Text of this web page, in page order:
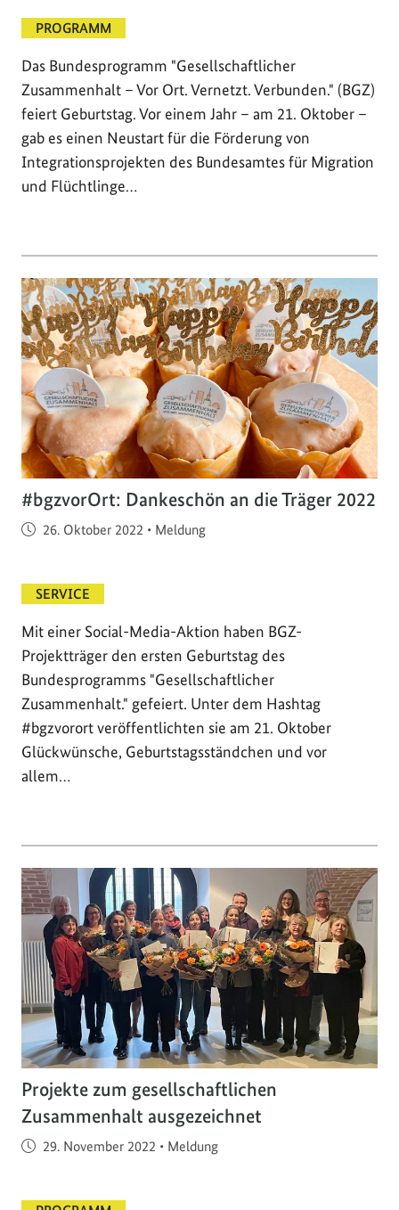
PROGRAMM
Das Bundesprogramm "Gesellschaftlicher
Zusammenhalt – Vor Ort. Vernetzt. Verbunden." (BGZ)
feiert Geburtstag. Vor einem Jahr – am 21. Oktober –
gab es einen Neustart für die Förderung von
Integrationsprojekten des Bundesamtes für Migration
und Flüchtlinge…
#bgzvorOrt: Dankeschön an die Träger 2022
Veröffentlicht am
26. Oktober 2022 • Meldung
SERVICE
Mit einer Social-Media-Aktion haben BGZ-
Projektträger den ersten Geburtstag des
Bundesprogramms "Gesellschaftlicher
Zusammenhalt." gefeiert. Unter dem Hashtag
#bgzvorort veröffentlichten sie am 21. Oktober
Glückwünsche, Geburtstagsständchen und vor
allem…
Projekte zum gesellschaftlichen
Zusammenhalt ausgezeichnet
Veröffentlicht am
29. November 2022 • Meldung